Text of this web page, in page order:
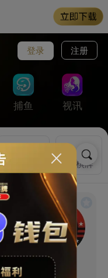
登录 注册
捕鱼 视讯
VG棋牌
炸金花